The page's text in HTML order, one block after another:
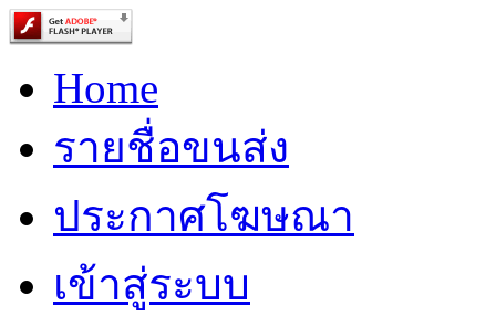
Home
รายชื่อขนส่ง
ประกาศโฆษณา
เข้าสู่ระบบ